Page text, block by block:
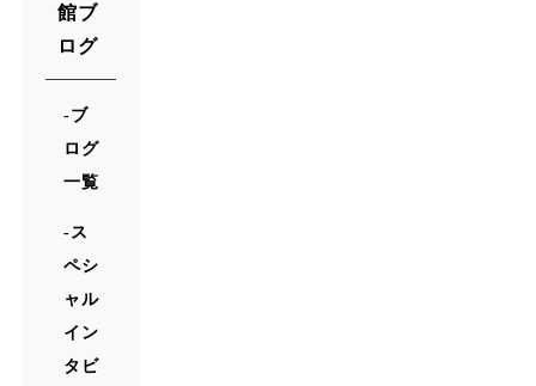
館ブ
ログ
ブ
ログ
一覧
ス
ペシ
ャル
イン
タビ